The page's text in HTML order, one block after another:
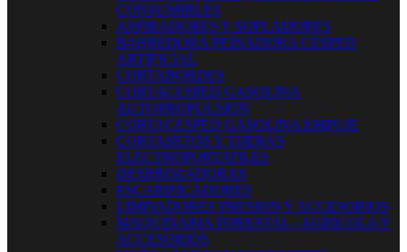
CONSUMIBLES
ASPIRADORES Y SOPLADORES
BARREDORA PEINADORA CESPED
ARTIFICIAL
CORTABORDES
CORTACESPED GASOLINA
AUTOPROPULSION
CORTACESPED GASOLINA EMPUJE
CORTASETOS Y TIJERAS
ELECTROPORTATILES
DESBROZADORAS
ESCARIFICADORES
LIMPIADORES PRESION Y ACCESORIOS
MAQUINARIA FORESTAL - AGRICOLA Y
ACCESORIOS